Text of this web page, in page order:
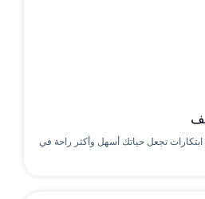
تجعل حياتك أسهل وأكثر راحة في